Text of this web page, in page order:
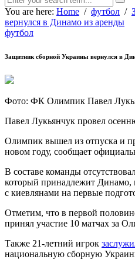
You are here: Home / футбол /
вернулся в Динамо из аренды
футбол
Защитник сборной Украины вернулся в
Фото: ФК Олимпик Павел
Павел Лукьянчук провел
Олимпик вышел из отпуска и
новом году, сообщает
В составе команды
который принадлежит Динамо,
с киевлянами на первые
Отметим, что в первой
принял участие 10 матчах за
Также 21-летний игрок
национальную сборную